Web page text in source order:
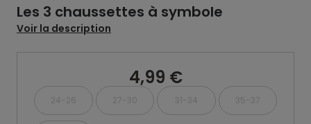
Les 3 chaussettes à symbole
Voir la description
4,99 €
24-26 27-30 31-34 35-37